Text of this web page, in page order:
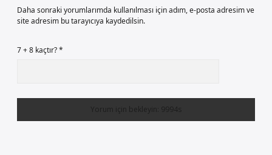
Daha sonraki yorumlarımda kullanılması için adım, e-posta adresim ve
site adresim bu tarayıcıya kaydedilsin.
7 + 8 kaçtır?*